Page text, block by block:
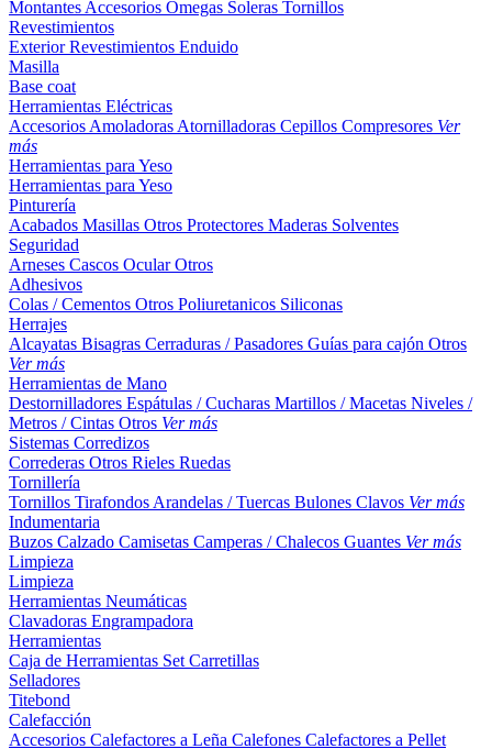
Montantes Accesorios Omegas Soleras Tornillos
Revestimientos
ExteriorRevestimientos Enduido
Masilla
Base coat
Herramientas Eléctricas
Accesorios Amoladoras Atornilladoras Cepillos Compresores Ver
más
Herramientas para Yeso
Herramientas para Yeso
Pinturería
Acabados Masillas Otros Protectores Maderas Solventes
Seguridad
Arneses Cascos OcularOtros
Adhesivos
Colas / Cementos Otros Poliuretanicos Siliconas
Herrajes
Alcayatas Bisagras Cerraduras / Pasadores Guías para cajón Otros
Ver más
Herramientas de Mano
Destornilladores Espátulas / Cucharas Martillos / Macetas Niveles /
Metros / Cintas Otros Ver más
Sistemas Corredizos
Correderas Otros Rieles Ruedas
Tornillería
Tornillos Tirafondos Arandelas / Tuercas Bulones Clavos Ver más
Indumentaria
Buzos Calzado Camisetas Camperas / Chalecos Guantes Ver más
Limpieza
Limpieza
Herramientas Neumáticas
Clavadoras Engrampadora
Herramientas
Caja de Herramientas Set Carretillas
Selladores
Titebond
Calefacción
Accesorios Calefactores a Leña Calefones Calefactores a Pellet